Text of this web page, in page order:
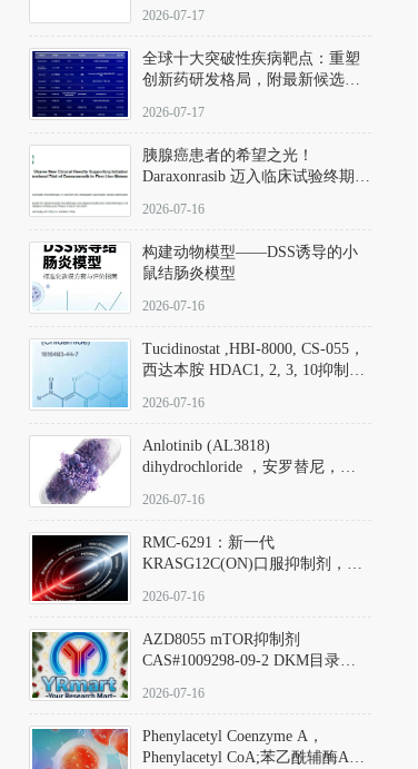
应用指南
2026-07-17
全球十大突破性疾病靶点：重塑
创新药研发格局，附最新候选分
2026-07-17
胰腺癌患者的希望之光！
Daraxonrasib 迈入临床试验终期阶
2026-07-16
构建动物模型——DSS诱导的小
鼠结肠炎模型
2026-07-16
Tucidinostat ,HBI-8000, CS-055，
西达本胺 HDAC1, 2, 3, 10抑制剂
D808567) - DKM活性分子
2026-07-16
Anlotinib (AL3818)
dihydrochloride ，安罗替尼，
Hydrochloride实验方法步骤SOP
2026-07-16
RMC-6291：新一代
KRASG12C(ON)口服抑制剂，
(Elironrasib)CAS#2641998-63-0
2026-07-16
AZD8055 mTOR抑制剂
CAS#1009298-09-2 DKM目录号
激酶抑制剂的深度剖析
2026-07-16
Phenylacetyl Coenzyme A，
Phenylacetyl CoA;苯乙酰辅酶A